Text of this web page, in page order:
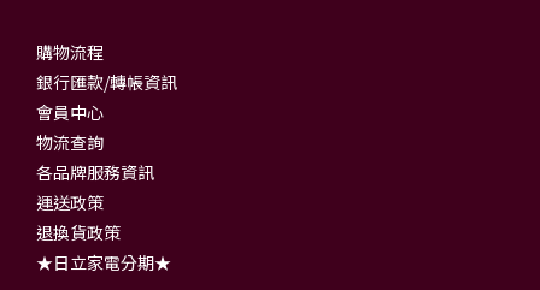
購物流程
銀行匯款/轉帳資訊
會員中心
物流查詢
各品牌服務資訊
運送政策
退換貨政策
★日立家電分期★